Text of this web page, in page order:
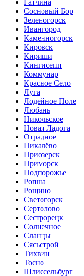
Гатчина
Сосновый Бор
Зеленогорск
Ивангород
Каменногорск
Кировск
Кириши
Кингисепп
Коммунар
Красное Село
Луга
Лодейное Поле
Любань
Никольское
Новая Ладога
Отрадное
Пикалёво
Приозерск
Приморск
Подпорожье
Ропша
Рощино
Светогорск
Сертолово
Сестрорецк
Солнечное
Сланцы
Сясьстрой
Тихвин
Тосно
Шлиссельбург